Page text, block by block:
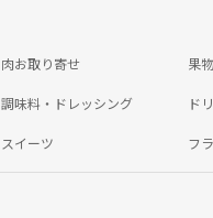
肉お取り寄せ 果
調味料・ドレッシング ド
スイーツ フ